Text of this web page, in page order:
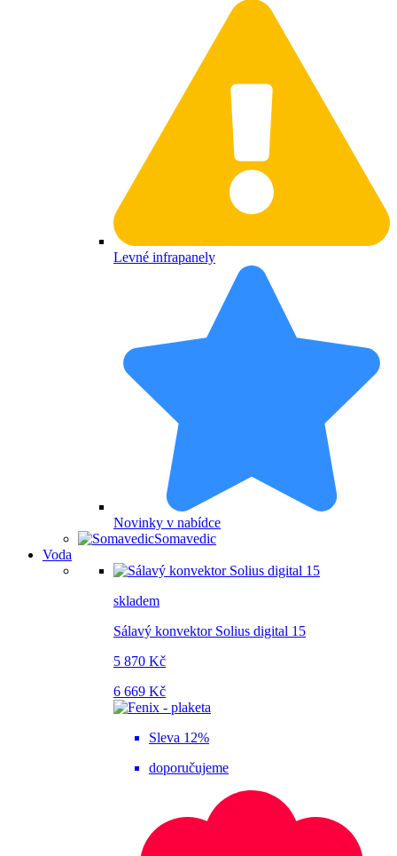
Levné infrapanely
Novinky v nabídce
Somavedic
Voda
skladem
Sálavý konvektor Solius digital 15
5 870 Kč
6 669 Kč
Sleva 12%
doporučujeme